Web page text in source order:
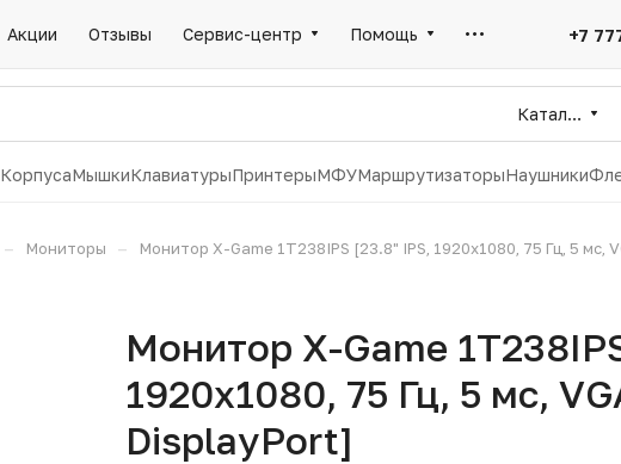
Акции Отзывы Сервис-центр Помощь +7
Каталог
КорпусаМышкиКлавиатурыПринтерыМФУМаршрутизаторыНаушники
– Мониторы – Монитор X-Game 1T238IPS [23.8" IPS, 1920x1080, 75 Гц, 5 мс,
Монитор X-Game
1920x1080, 75 Гц, 5 мс,
DisplayPort]